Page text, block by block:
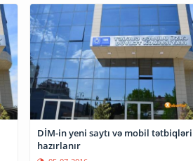
DİM-in yeni saytı və mobil tətbiqləri
hazırlanır